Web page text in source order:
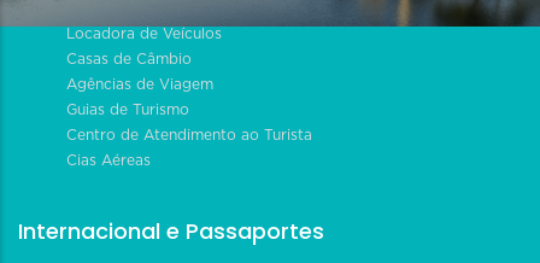
Locadora de Veículos
Casas de Câmbio
Agências de Viagem
Guias de Turismo
Centro de Atendimento ao Turista
Cias Aéreas
Internacional e Passaportes